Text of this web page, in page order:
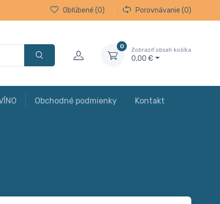
Obľúbené (0) Porovnávanie (0)
0
Zobraziť obsah košíka
0,00 €
Obchodné podmienky Kontakt